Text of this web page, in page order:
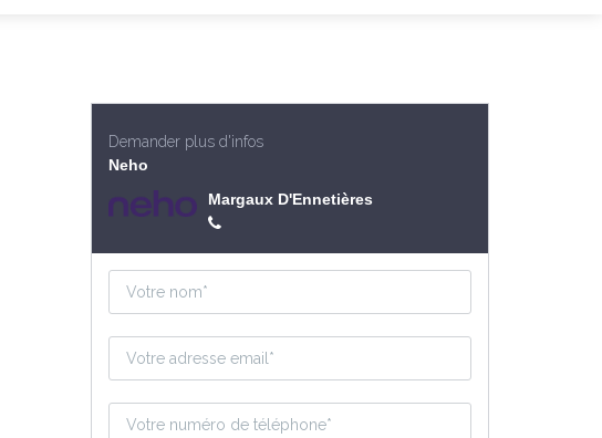
Demander plus d'infos
Neho
Margaux D'Ennetières